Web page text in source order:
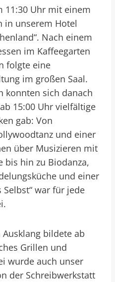
11:30 Uhr mit einem
in unserem Hotel
Nach einem
im Kaffeegarten
folgte eine
im großen Saal.
konnten sich danach
15:00 Uhr vielfältige
gab: Von
und einer
über Musizieren mit
bis hin zu Biodanza,
und einer
war für jede
bildete ab
Grillen und
wurde auch unser
der Schreibwerkstatt